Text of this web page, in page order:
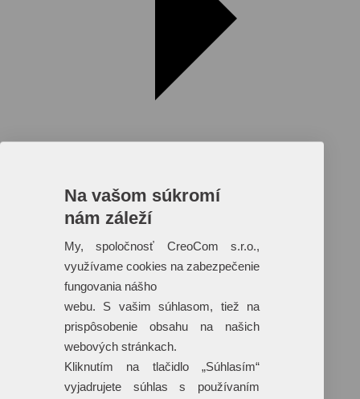
Reklamné predmety s plnofarebnou
potlačou
Dáždniky
Tašky
Hračky
Klobúky
Na vašom súkromí
nám záleží
My, spoločnosť CreoCom s.r.o.,
využívame cookies na zabezpečenie
fungovania nášho
webu. S vašim súhlasom, tiež na
prispôsobenie obsahu na našich
webových stránkach.
Kliknutím na tlačidlo „Súhlasím“
vyjadrujete súhlas s používaním